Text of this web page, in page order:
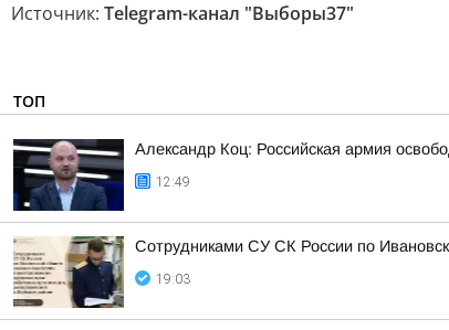
Источник: Telegram-канал "Выборы37"
ТОП
Александр Коц: Российская армия
12:49
Сотрудниками СУ СК России по
19:03